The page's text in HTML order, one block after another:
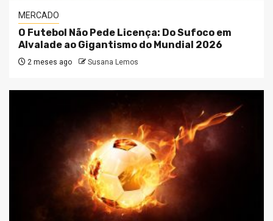
MERCADO
O Futebol Não Pede Licença: Do Sufoco em
Alvalade ao Gigantismo do Mundial 2026
2 meses ago Susana Lemos